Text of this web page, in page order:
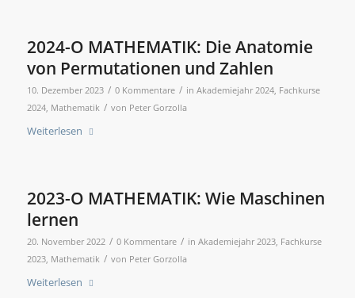
2024-O MATHEMATIK: Die Anatomie
von Permutationen und Zahlen
10. Dezember 2023 / 0 Kommentare / in Akademiejahr 2024, Fachkurse
2024, Mathematik / von Peter Gorzolla
Weiterlesen
2023-O MATHEMATIK: Wie Maschinen
lernen
20. November 2022 / 0 Kommentare / in Akademiejahr 2023, Fachkurse
2023, Mathematik / von Peter Gorzolla
Weiterlesen